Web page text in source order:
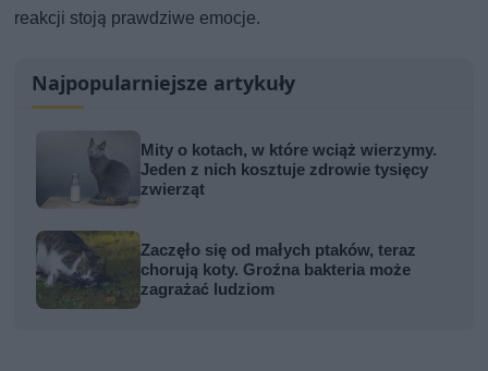
reakcji stoją prawdziwe emocje.
Najpopularniejsze artykuły
Mity o kotach, w które wciąż wierzymy.
Jeden z nich kosztuje zdrowie tysięcy
zwierząt
Zaczęło się od małych ptaków, teraz
chorują koty. Groźna bakteria może
zagrażać ludziom